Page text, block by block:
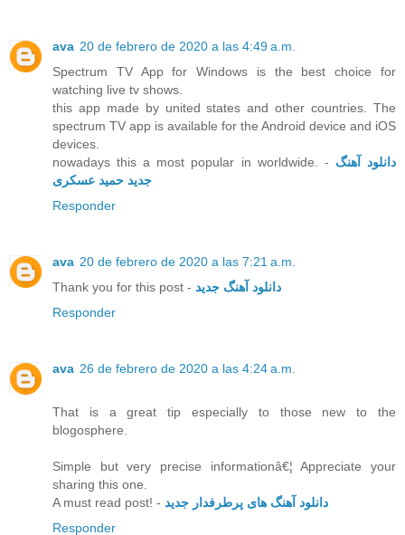
ava 20 de febrero de 2020 a las 4:49 a.m.
Spectrum TV App for Windows is the best choice for
watching live tv shows.
this app made by united states and other countries. The
spectrum TV app is available for the Android device and iOS
devices.
nowadays this a most popular in worldwide. - دانلود آهنگ
جدید حمید عسکری
Responder
ava 20 de febrero de 2020 a las 7:21 a.m.
Thank you for this post - دانلود آهنگ جدید
Responder
ava 26 de febrero de 2020 a las 4:24 a.m.
That is a great tip especially to those new to the
blogosphere.
Simple but very precise informationâ€¦ Appreciate your
sharing this one.
A must read post! - دانلود آهنگ های پرطرفدار جدید
Responder